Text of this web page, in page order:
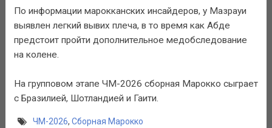
По информации марокканских инсайдеров, у Мазрауи
выявлен легкий вывих плеча, в то время как Абде
предстоит пройти дополнительное медобследование
на колене.
На групповом этапе ЧМ-2026 сборная Марокко сыграет
с Бразилией, Шотландией и Гаити.
ЧМ-2026, Сборная Марокко